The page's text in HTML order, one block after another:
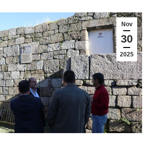
Nov
30
2025